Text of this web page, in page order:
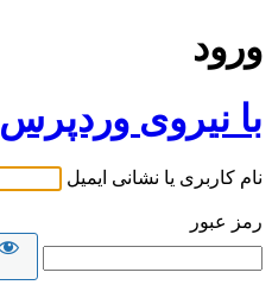
ورود
با نیروی وردپرس
نام کاربری یا نشانی ایمیل
رمز عبور